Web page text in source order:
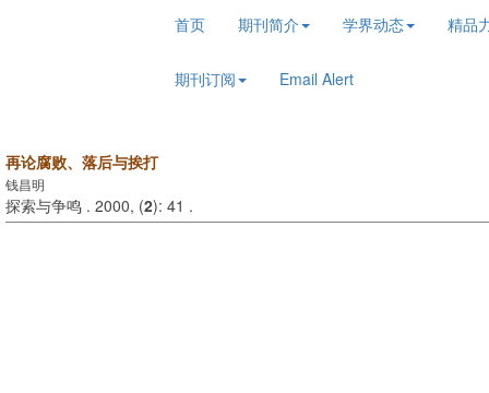
首页 期刊简介 学界动态 精品
期刊订阅 Email Alert
再论腐败、落后与挨打
钱昌明
探索与争鸣 . 2000, (2): 41 .